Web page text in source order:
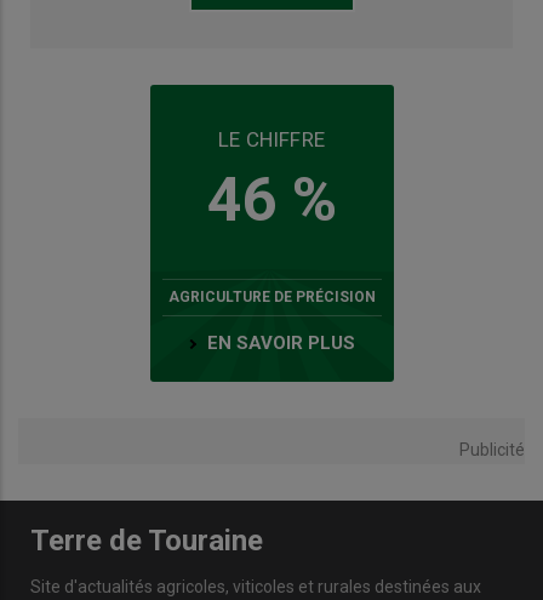
LE CHIFFRE
46 %
AGRICULTURE DE PRÉCISION
EN SAVOIR PLUS
Publicité
Terre de Touraine
Site d'actualités agricoles, viticoles et rurales destinées aux